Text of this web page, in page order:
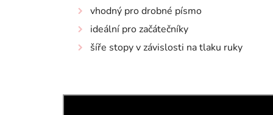
vhodný pro drobné písmo
ideální pro začátečníky
šíře stopy v závislosti na tlaku ruky